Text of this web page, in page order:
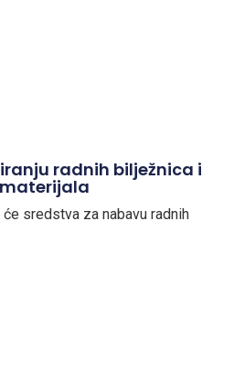
radnih bilježnica i
sredstva za nabavu radnih